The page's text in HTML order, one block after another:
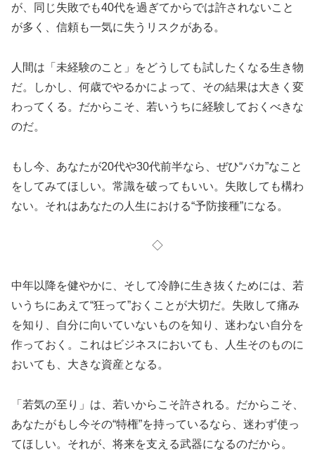
が、同じ失敗でも40代を過ぎてからでは許されないこと
が多く、信頼も一気に失うリスクがある。
人間は「未経験のこと」をどうしても試したくなる生き物
だ。しかし、何歳でやるかによって、その結果は大きく変
わってくる。だからこそ、若いうちに経験しておくべきな
のだ。
もし今、あなたが20代や30代前半なら、ぜひ“バカ”なこと
をしてみてほしい。常識を破ってもいい。失敗しても構わ
ない。それはあなたの人生における“予防接種”になる。
◇
中年以降を健やかに、そして冷静に生き抜くためには、若
いうちにあえて“狂って”おくことが大切だ。失敗して痛み
を知り、自分に向いていないものを知り、迷わない自分を
作っておく。これはビジネスにおいても、人生そのものに
おいても、大きな資産となる。
「若気の至り」は、若いからこそ許される。だからこそ、
あなたがもし今その“特権”を持っているなら、迷わず使っ
てほしい。それが、将来を支える武器になるのだから。